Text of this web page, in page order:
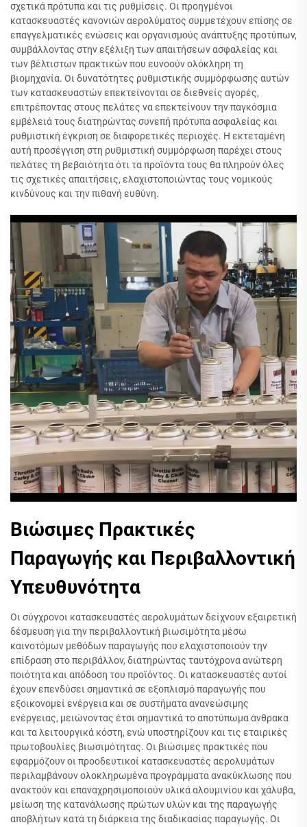
σχετικά πρότυπα και τις ρυθμίσεις. Οι προηγμένοι
κατασκευαστές κανονιών αερολύματος συμμετέχουν επίσης σε
επαγγελματικές ενώσεις και οργανισμούς ανάπτυξης προτύπων,
συμβάλλοντας στην εξέλιξη των απαιτήσεων ασφαλείας και
των βέλτιστων πρακτικών που ευνοούν ολόκληρη τη
βιομηχανία. Οι δυνατότητες ρυθμιστικής συμμόρφωσης αυτών
των κατασκευαστών επεκτείνονται σε διεθνείς αγορές,
επιτρέποντας στους πελάτες να επεκτείνουν την παγκόσμια
εμβέλειά τους διατηρώντας συνεπή πρότυπα ασφαλείας και
ρυθμιστική έγκριση σε διαφορετικές περιοχές. Η εκτεταμένη
αυτή προσέγγιση στη ρυθμιστική συμμόρφωση παρέχει στους
πελάτες τη βεβαιότητα ότι τα προϊόντα τους θα πληρούν όλες
τις σχετικές απαιτήσεις, ελαχιστοποιώντας τους νομικούς
κινδύνους και την πιθανή ευθύνη.
Βιώσιμες Πρακτικές
Παραγωγής και Περιβαλλοντική
Υπευθυνότητα
Οι σύγχρονοι κατασκευαστές αερολυμάτων δείχνουν εξαιρετική
δέσμευση για την περιβαλλοντική βιωσιμότητα μέσω
καινοτόμων μεθόδων παραγωγής που ελαχιστοποιούν την
επίδραση στο περιβάλλον, διατηρώντας ταυτόχρονα ανώτερη
ποιότητα και απόδοση του προϊόντος. Οι κατασκευαστές αυτοί
έχουν επενδύσει σημαντικά σε εξοπλισμό παραγωγής που
εξοικονομεί ενέργεια και σε συστήματα ανανεώσιμης
ενέργειας, μειώνοντας έτσι σημαντικά το αποτύπωμα άνθρακα
και τα λειτουργικά κόστη, ενώ υποστηρίζουν και τις εταιρικές
πρωτοβουλίες βιωσιμότητας. Οι βιώσιμες πρακτικές που
εφαρμόζουν οι προοδευτικοί κατασκευαστές αερολυμάτων
περιλαμβάνουν ολοκληρωμένα προγράμματα ανακύκλωσης που
ανακτούν και επαναχρησιμοποιούν υλικά αλουμινίου και χάλυβα,
μείωση της κατανάλωσης πρώτων υλών και της παραγωγής
αποβλήτων κατά τη διάρκεια της διαδικασίας παραγωγής. Οι